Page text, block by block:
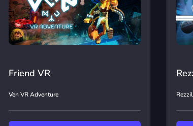
Friend VR
Ven VR Adventure